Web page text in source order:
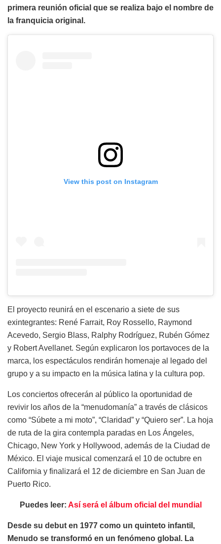
primera reunión oficial que se realiza bajo el nombre de
la franquicia original.
View this post on Instagram
El proyecto reunirá en el escenario a siete de sus
exintegrantes: René Farrait, Roy Rossello, Raymond
Acevedo, Sergio Blass, Ralphy Rodríguez, Rubén Gómez
y Robert Avellanet. Según explicaron los portavoces de la
marca, los espectáculos rendirán homenaje al legado del
grupo y a su impacto en la música latina y la cultura pop.
Los conciertos ofrecerán al público la oportunidad de
revivir los años de la “menudomanía” a través de clásicos
como “Súbete a mi moto”, “Claridad” y “Quiero ser”. La hoja
de ruta de la gira contempla paradas en Los Ángeles,
Chicago, New York y Hollywood, además de la Ciudad de
México. El viaje musical comenzará el 10 de octubre en
California y finalizará el 12 de diciembre en San Juan de
Puerto Rico.
Puedes leer: Así será el álbum oficial del mundial
Desde su debut en 1977 como un quinteto infantil,
Menudo se transformó en un fenómeno global. La